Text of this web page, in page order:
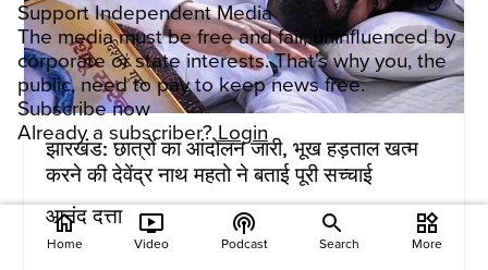
Support Independent Media
The media must be free and fair, uninfluenced by
corporate or state interests. That's why you, the
public, need to pay to keep news free.
Subscribe now
Already a subscriber?Login
झारखंड: छात्रों का आंदोलन जारी, भूख हड़ताल खत्म
करने की देवेंद्र नाथ महतो ने बताई पूरी सच्चाई
आनंद दत्ता
home
Home
ondemand_video
Video
podcasts
Podcast Search
widgets
More